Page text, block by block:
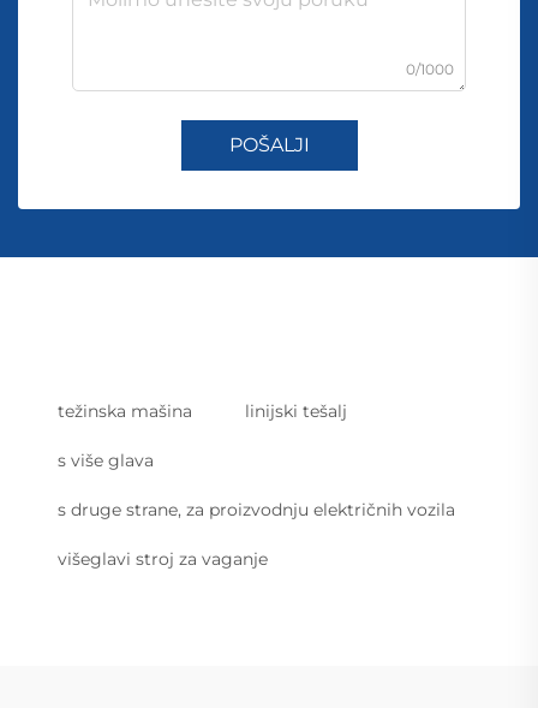
0/1000
POŠALJI
težinska mašina linijski tešalj
s više glava
s druge strane, za proizvodnju električnih vozila
višeglavi stroj za vaganje